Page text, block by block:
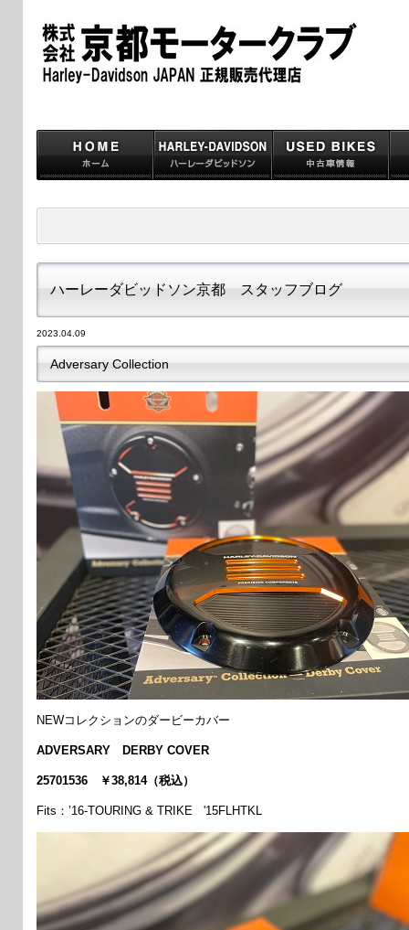
ハーレーダビッドソン京都 スタッフブログ
2023.04.09
Adversary Collection
NEWコレクションのダービーカバー
ADVERSARY DERBY COVER
25701536 ￥38,814（税込）
Fits：’16-TOURING & TRIKE '15FLHTKL